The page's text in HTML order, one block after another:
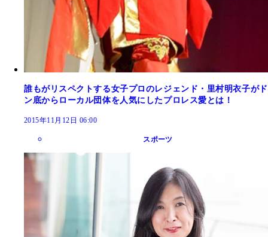
誰もがリスペクトする女子プロのレジェンド・里村明衣子がド
ン底からローカル団体を人気にしたプロレス愛とは！
2015年11月12日 06:00
スポーツ